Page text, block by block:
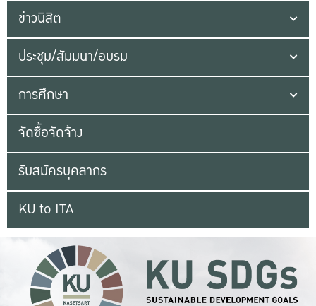
ข่าวนิสิต
ประชุม/สัมมนา/อบรม
การศึกษา
จัดซื้อจัดจ้าง
รับสมัครบุคลากร
KU to ITA